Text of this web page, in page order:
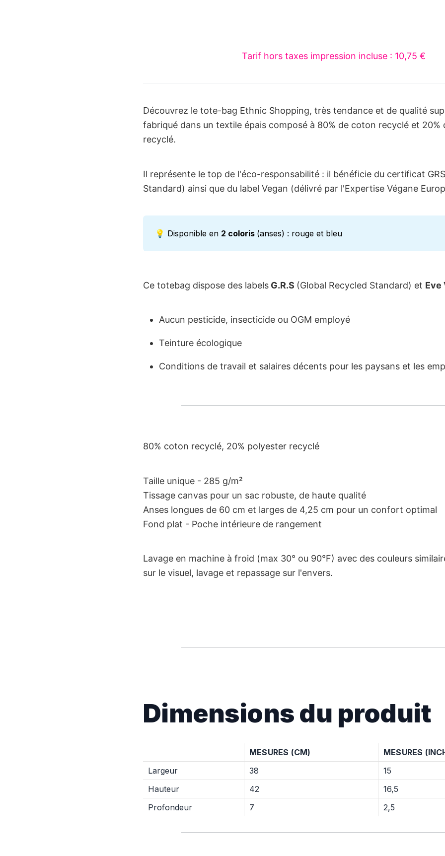
Tarif hors taxes impression incluse : 10,75 €
Découvrez le tote-bag Ethnic Shopping, très tendance et de qualité
fabriqué dans un textile épais composé à 80% de coton recyclé et 20%
recyclé.
Il représente le top de l'éco-responsabilité : il bénéficie du certificat
Standard) ainsi que du label Vegan (délivré par l'Expertise Végane
💡 Disponible en 2 coloris (anses) : rouge et bleu
Ce totebag dispose des labels G.R.S (Global Recycled Standard) et Eve
Aucun pesticide, insecticide ou OGM employé
Teinture écologique
Conditions de travail et salaires décents pour les paysans et les
80% coton recyclé, 20% polyester recyclé
Taille unique - 285 g/m²
Tissage canvas pour un sac robuste, de haute qualité
Anses longues de 60 cm et larges de 4,25 cm pour un confort optimal
Fond plat - Poche intérieure de rangement
Lavage en machine à froid (max 30° ou 90°F) avec des couleurs
sur le visuel, lavage et repassage sur l'envers.
Dimensions du produit
MESURES (CM)
MESURES
Largeur
38
15
Hauteur
42
16,5
Profondeur
7 2,5